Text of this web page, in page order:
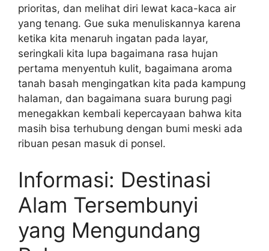
prioritas, dan melihat diri lewat kaca-kaca air
yang tenang. Gue suka menuliskannya karena
ketika kita menaruh ingatan pada layar,
seringkali kita lupa bagaimana rasa hujan
pertama menyentuh kulit, bagaimana aroma
tanah basah mengingatkan kita pada kampung
halaman, dan bagaimana suara burung pagi
menegakkan kembali kepercayaan bahwa kita
masih bisa terhubung dengan bumi meski ada
ribuan pesan masuk di ponsel.
Informasi: Destinasi
Alam Tersembunyi
yang Mengundang